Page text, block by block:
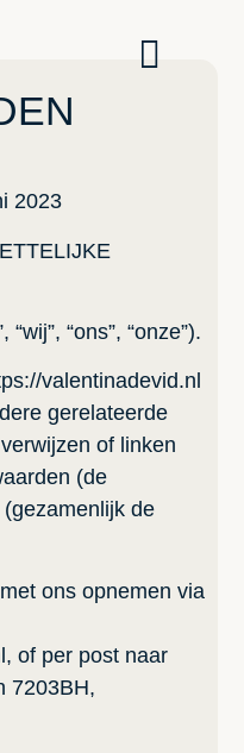
2023
“ons”, “onze”).
valentinadevid.nl
gerelateerde
of linken
(de
(gezamenlijk de
ons opnemen via
of per post naar
7203BH,